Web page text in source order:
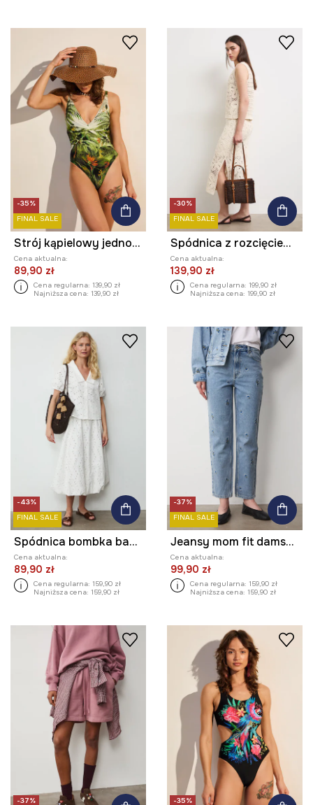
-35%
FINAL SALE
Strój kąpielowy jednoczęściowy damski z motywem roślinnym
Cena aktualna:
89,90 zł
Cena regularna: 139,90 zł
Najniższa cena: 139,90 zł
-30%
FINAL SALE
Spódnica z rozcięciem bawełniana ażurowa
Cena aktualna:
139,90 zł
Cena regularna: 199,90 zł
Najniższa cena: 199,90 zł
-43%
FINAL SALE
Spódnica bombka bawełniana
Cena aktualna:
89,90 zł
Cena regularna: 159,90 zł
Najniższa cena: 159,90 zł
-37%
FINAL SALE
Jeansy mom fit damskie
Cena aktualna:
99,90 zł
Cena regularna: 159,90 zł
Najniższa cena: 159,90 zł
-37% -35%